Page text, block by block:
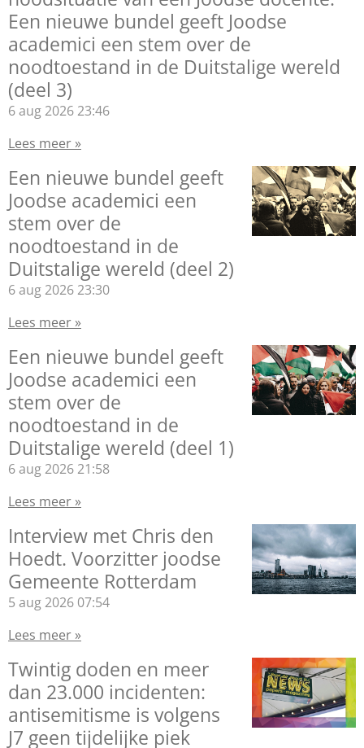
Een nieuwe bundel geeft Joodse
academici een stem over de
noodtoestand in de Duitstalige wereld
(deel 3)
6 aug 2026 23:46
Lees meer »
Een nieuwe bundel geeft
Joodse academici een
stem over de
noodtoestand in de
Duitstalige wereld (deel 2)
6 aug 2026 23:30
Lees meer »
Een nieuwe bundel geeft
Joodse academici een
stem over de
noodtoestand in de
Duitstalige wereld (deel 1)
6 aug 2026 21:58
Lees meer »
Interview met Chris den
Hoedt. Voorzitter joodse
Gemeente Rotterdam
5 aug 2026 07:54
Lees meer »
Twintig doden en meer
dan 23.000 incidenten:
antisemitisme is volgens
J7 geen tijdelijke piek